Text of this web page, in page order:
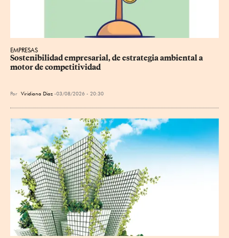
EMPRESAS
Sostenibilidad empresarial, de estrategia ambiental a
motor de competitividad
Por Viridiana Diaz 03/08/2026 - 20:30